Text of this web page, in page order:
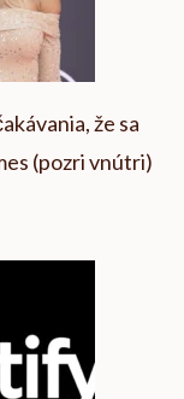
že sa
(pozri vnútri)